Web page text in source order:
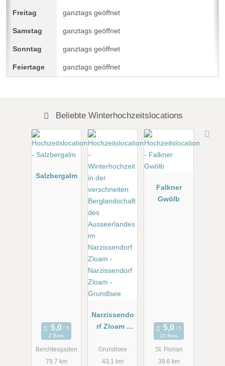
ganztags geöffnet
ganztags geöffnet
ganztags geöffnet
ganztags geöffnet
Beliebte Winterhochzeitslocations
Salzbergalm
2 Bew.
Berchtesgaden
79.7 km
Narzissendo
rf Zloam -
Grundlsee
43.1 km
Falkner
Gwölb
10 Bew.
St. Florian
39.6 km